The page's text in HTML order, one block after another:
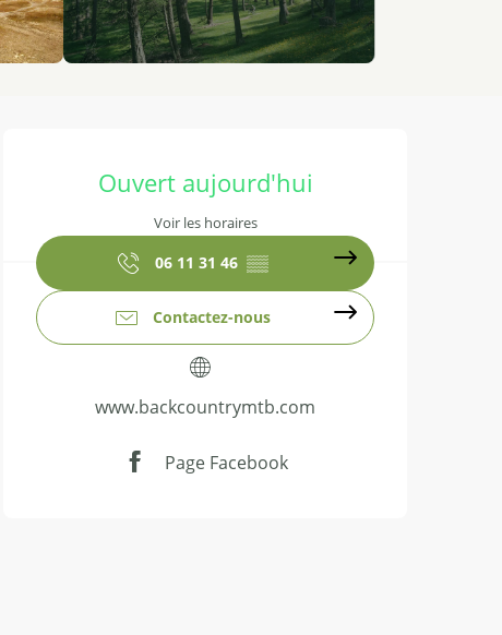
Ouvert aujourd'hui
Voir les horaires
06 11 31 46 ▒▒
Contactez-nous
www.backcountrymtb.com
Page Facebook